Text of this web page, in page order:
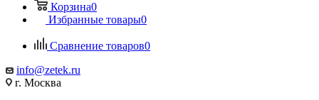
Корзина0
Избранные товары0
Сравнение товаров0
info@zetek.ru
г. Москва